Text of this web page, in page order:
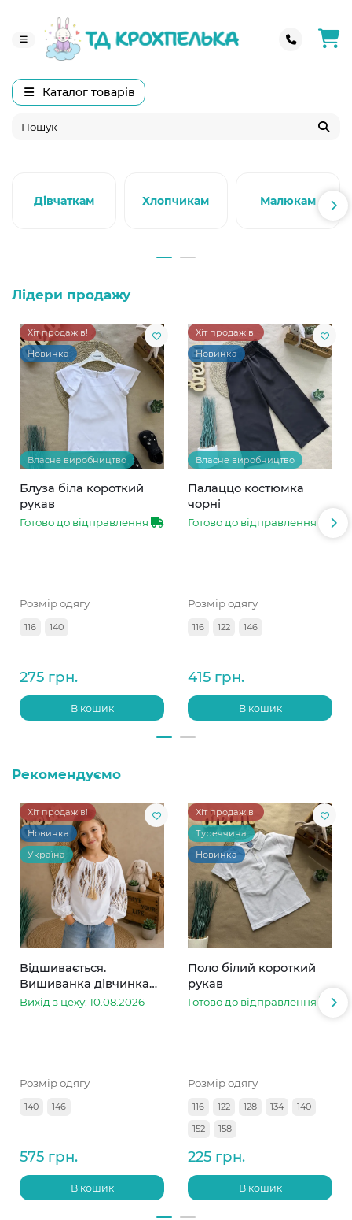
Каталог товарів
Дівчаткам Хлопчикам Малюкам
Лідери продажу
Хіт продажів!
Новинка
Власне виробництво
Блуза біла короткий
рукав
Готово до відправлення
Розмір одягу
116 140
275 грн.
В кошик
Хіт продажів!
Новинка
Власне виробництво
Палаццо костюмка
чорні
Готово до відправлення
Розмір одягу
116 122 146
415 грн.
В кошик
Рекомендуємо
Хіт продажів!
Новинка
Україна
Відшивається.
Вишиванка дівчинка
колоски
Вихід з цеху: 10.08.2026
Розмір одягу
140 146
575 грн.
В кошик
Хіт продажів!
Туреччина
Новинка
Поло білий короткий
рукав
Готово до відправлення
Розмір одягу
116 122 128 134
140
152
158
225 грн.
В кошик